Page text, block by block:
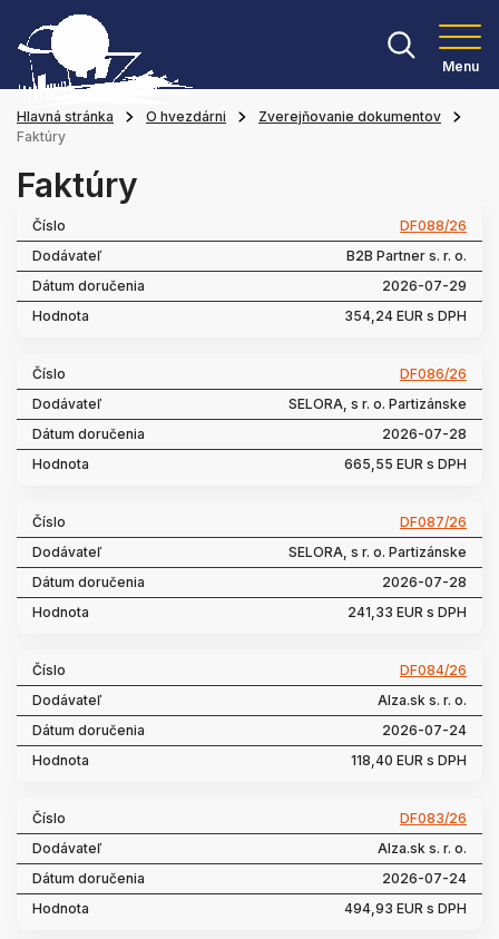
Menu
Hlavná stránka O hvezdárni
Zverejňovanie dokumentov
Faktúry
Faktúry
DF088/26
B2B Partner s. r. o.
2026-07-29
354,24 EUR s DPH
DF086/26
SELORA, s r. o. Partizánske
2026-07-28
665,55 EUR s DPH
DF087/26
SELORA, s r. o. Partizánske
2026-07-28
241,33 EUR s DPH
DF084/26
Alza.sk s. r. o.
2026-07-24
118,40 EUR s DPH
DF083/26
Alza.sk s. r. o.
2026-07-24
494,93 EUR s DPH